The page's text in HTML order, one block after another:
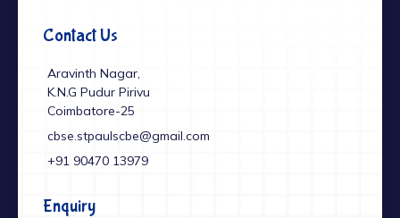
Contact Us
Aravinth Nagar,
K.N.G Pudur Pirivu
Coimbatore-25
cbse.stpaulscbe@gmail.com
+91 ‎90470 13979
Enquiry